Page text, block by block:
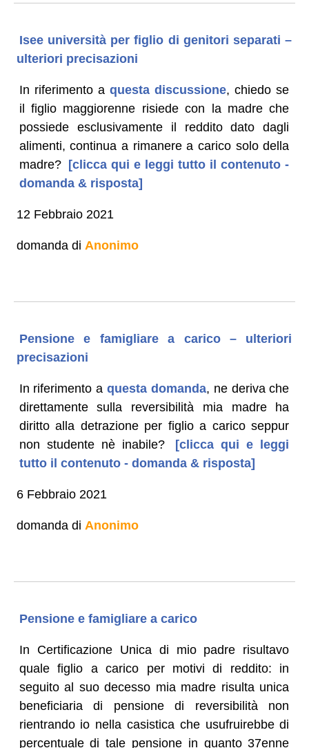
Isee università per figlio di genitori separati –
ulteriori precisazioni
In riferimento aquesta discussione, chiedo se
il figlio maggiorenne risiede con la madre che
possiede esclusivamente il reddito dato dagli
alimenti, continua a rimanere a carico solo della
madre? [clicca qui e leggi tutto il contenuto -
domanda & risposta]
12 Febbraio 2021
domanda di Anonimo
Pensione e famigliare a carico – ulteriori
precisazioni
In riferimento aquesta domanda, ne deriva che
direttamente sulla reversibilità mia madre ha
diritto alla detrazione per figlio a carico seppur
non studente nè inabile?
[clicca qui e leggi
tutto il contenuto - domanda & risposta]
6 Febbraio 2021
domanda di Anonimo
Pensione e famigliare a carico
In Certificazione Unica di mio padre risultavo
quale figlio a carico per motivi di reddito: in
seguito al suo decesso mia madre risulta unica
beneficiaria di pensione di reversibilità non
rientrando io nella casistica che usufruirebbe di
percentuale di tale pensione in quanto 37enne